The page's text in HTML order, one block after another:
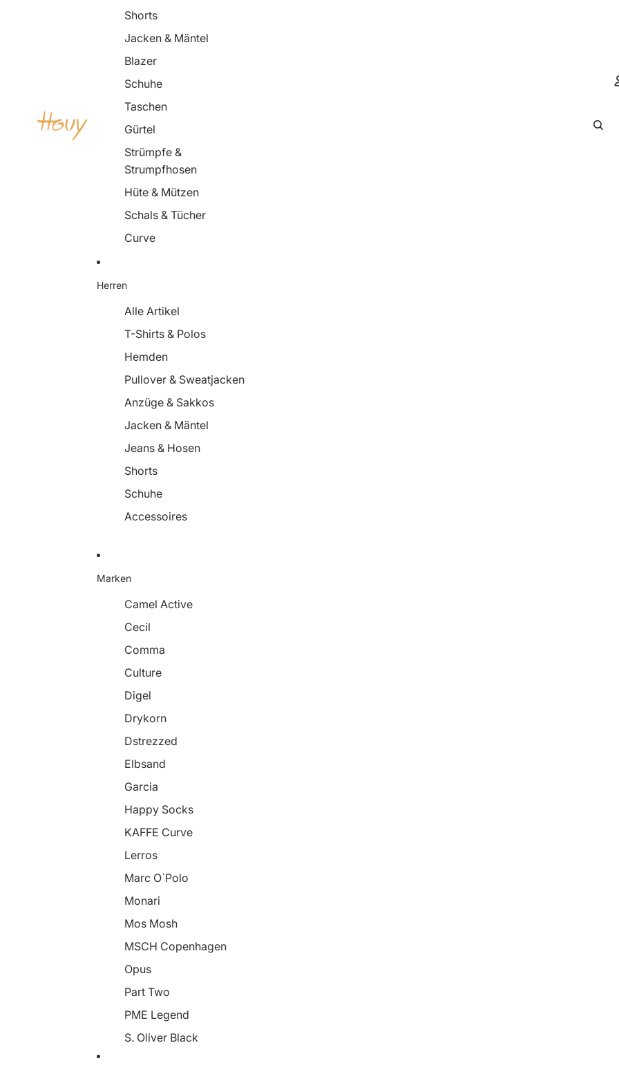
Shorts
Jacken & Mäntel
Blazer
Schuhe
Taschen
Gürtel
Strümpfe &
Strumpfhosen
Hüte & Mützen
Schals & Tücher
Curve
Herren
Alle Artikel
T-Shirts & Polos
Hemden
Pullover & Sweatjacken
Anzüge & Sakkos
Jacken & Mäntel
Jeans & Hosen
Shorts
Schuhe
Accessoires
Marken
Camel Active
Cecil
Comma
Culture
Digel
Drykorn
Dstrezzed
Elbsand
Garcia
Happy Socks
KAFFE Curve
Lerros
Marc O`Polo
Monari
Mos Mosh
MSCH Copenhagen
Opus
Part Two
PME Legend
S. Oliver Black